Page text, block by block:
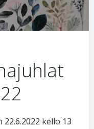
kello 13